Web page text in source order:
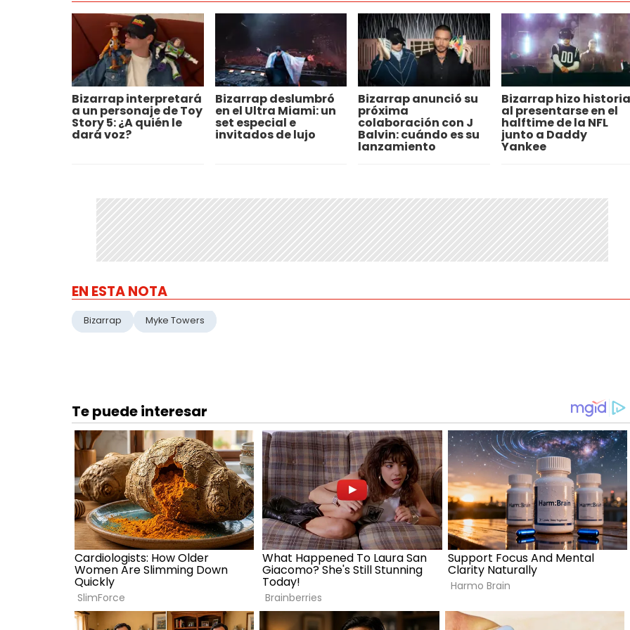
Bizarrap interpretará
a un personaje de Toy
Story 5: ¿A quién le
dará voz?
Bizarrap deslumbró
en el Ultra Miami: un
set especial e
invitados de lujo
Bizarrap anunció su
próxima
colaboración con J
Balvin: cuándo es su
lanzamiento
Bizarrap hizo historia
al presentarse en el
halftime de la NFL
junto a Daddy
Yankee
EN ESTA NOTA
Bizarrap Myke Towers